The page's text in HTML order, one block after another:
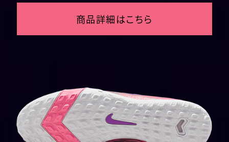
商品詳細はこちら